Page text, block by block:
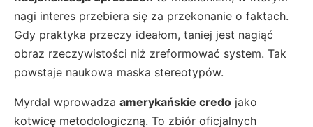
nagi interes przebiera się za przekonanie o faktach.
Gdy praktyka przeczy ideałom, taniej jest nagiąć
obraz rzeczywistości niż zreformować system. Tak
powstaje naukowa maska stereotypów.
Myrdal wprowadza amerykańskie credo jako
kotwicę metodologiczną. To zbiór oficjalnych